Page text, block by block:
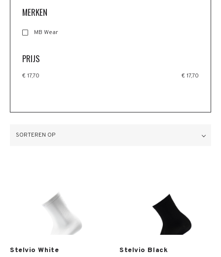
MERKEN
MB Wear
PRIJS
€ 17,70 € 17,70
SORTEREN OP
Stelvio White Stelvio Black